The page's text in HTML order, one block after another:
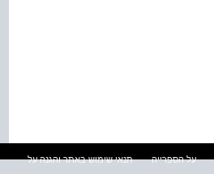
על הספרייה
תנאי שימוש באתר והגנה על